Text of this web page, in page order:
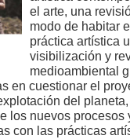
el arte, una
modo de habitar
práctica artística
visibilización y
medioambiental
en cuestionar el
del
los nuevos procesos
con las prácticas